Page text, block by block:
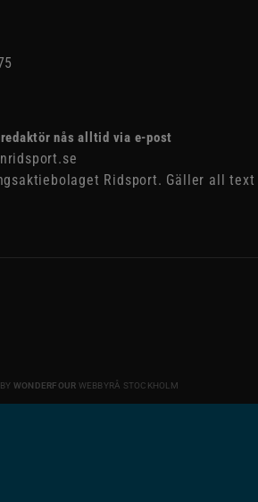
nås alltid via e-post
Ridsport. Gäller all text
WONDERFOUR WEBBYRÅ STOCKHOLM